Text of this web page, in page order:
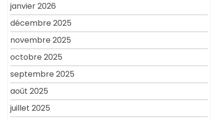
janvier 2026
décembre 2025
novembre 2025
octobre 2025
septembre 2025
août 2025
juillet 2025